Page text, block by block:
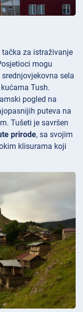
tačka za istraživanje
mogu
srednjovjekovna sela
Tush.
pogled na
puteva na
Tušeti je savršen
prirode, sa svojim
klisurama koji